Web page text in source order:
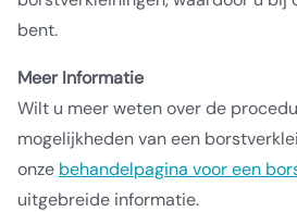
bent.
Meer Informatie
Wilt u meer weten over de
mogelijkheden van een
onze behandelpagina voor een
uitgebreide informatie.